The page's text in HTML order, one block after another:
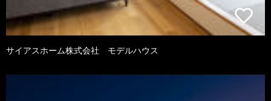
サイアスホーム株式会社 モデルハウス